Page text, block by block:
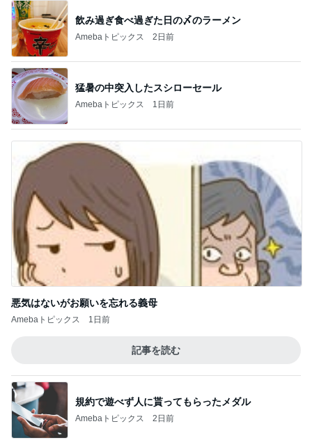
飲み過ぎ食べ過ぎた日の〆のラーメン
Amebaトピックス 2日前
猛暑の中突入したスシローセール
Amebaトピックス 1日前
悪気はないがお願いを忘れる義母
Amebaトピックス 1日前
記事を読む
規約で遊べず人に貰ってもらったメダル
Amebaトピックス 2日前